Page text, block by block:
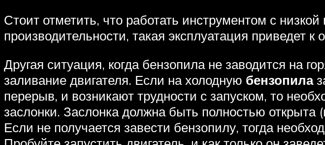
Стоит отметить, что работать инструментом с
производительности, такая эксплуатация приведет
Другая ситуация, когда бензопила не заводится на
заливание двигателя. Если на холодную бензопила
перерыв, и возникают трудности с запуском, то
заслонки. Заслонка должна быть полностью открыта
Если не получается завести бензопилу, тогда